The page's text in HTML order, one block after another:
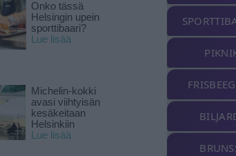
Onko tässä
Helsingin upein
sporttibaari?
Lue lisää
Michelin-kokki
avasi viihtyisän
kesäkeitaan
Helsinkiin
Lue lisää